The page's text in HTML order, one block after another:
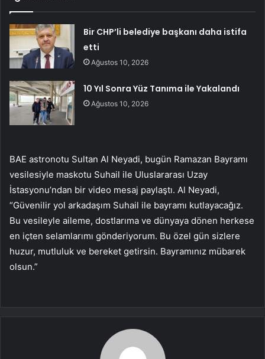
Bir CHP’li belediye başkanı daha istifa
etti
Ağustos 10, 2026
10 Yıl Sonra Yüz Tanıma ile Yakalandı
Ağustos 10, 2026
BAE astronotu Sultan Al Neyadi, bugün Ramazan Bayramı
vesilesiyle maskotu Suhail ile Uluslararası Uzay
İstasyonu’ndan bir video mesaj paylaştı. Al Neyadi,
“Güvenilir yol arkadaşım Suhail ile bayramı kutlayacağız.
Bu vesileyle aileme, dostlarıma ve dünyaya dönen herkese
en içten selamlarımı gönderiyorum. Bu özel gün sizlere
huzur, mutluluk ve bereket getirsin. Bayramınız mübarek
olsun.”